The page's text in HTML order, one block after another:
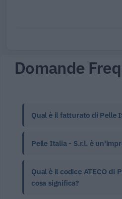
Domande
Qual è il fatturato di Pelle
Pelle Italia - S.r.l. è
Qual è il codice ATECO di
cosa significa?